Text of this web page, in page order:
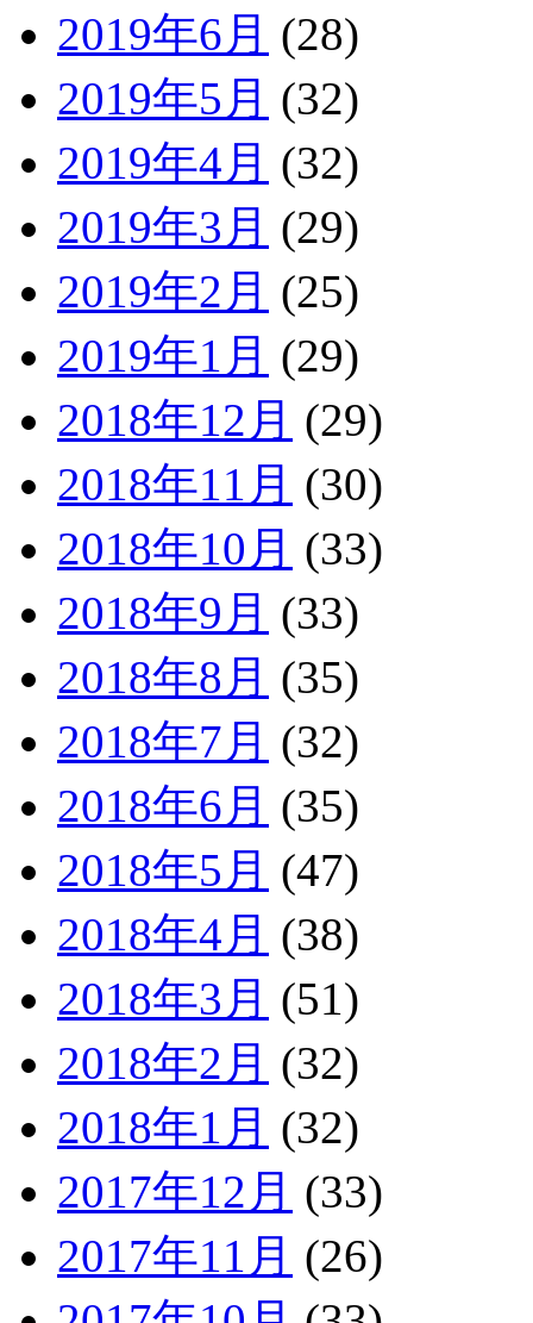
2019年6月 (28)
2019年5月 (32)
2019年4月 (32)
2019年3月 (29)
2019年2月 (25)
2019年1月 (29)
2018年12月 (29)
2018年11月 (30)
2018年10月 (33)
2018年9月 (33)
2018年8月 (35)
2018年7月 (32)
2018年6月 (35)
2018年5月 (47)
2018年4月 (38)
2018年3月 (51)
2018年2月 (32)
2018年1月 (32)
2017年12月 (33)
2017年11月 (26)